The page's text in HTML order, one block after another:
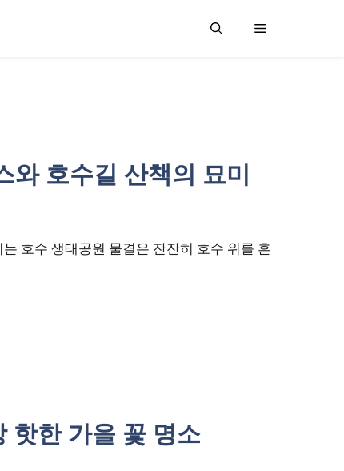
와 호수길 산책의 묘미
호수 생태공원 물결은 잔잔히 호수 위를 흔
핫한 가을 꽃 명소